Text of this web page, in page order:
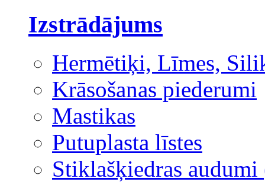
Izstrādājums
Hermētiķi, Līmes,
Krāsošanas piederumi
Mastikas
Putuplasta līstes
Stiklašķiedras audumi